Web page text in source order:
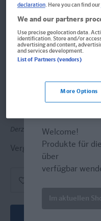
Prüfungswissen auf
draufhaben
Buch
Format: 17,0 x 24,0 cm,
Informationen für
Derzeit nicht erhältlich.
Vergriffen, wird
Welcome!
Produkte für
über
verfügbar
Im aktuellen
declaration. Here you can find our
We and our partners
Use precise geolocation data.
identification. Store and/or
advertising and content,
and services development.
List of Partners (vendors)
More Options